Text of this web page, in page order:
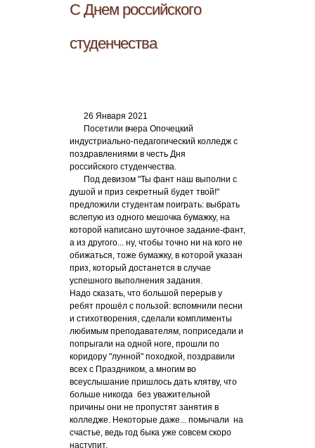
С Днем российского
студенчества
26 Января 2021
Посетили вчера Опочецкий
индустриально-педагогический колледж с
поздравлениями в честь Дня
российского студенчества.
Под девизом "Ты фант наш выполни с
душой и приз секретный будет твой!"
предложили студентам поиграть: выбрать
вслепую из одного мешочка бумажку, на
которой написано шуточное задание-фант,
а из другого... ну, чтобы точно ни на кого не
обижаться, тоже бумажку, в которой указан
приз, который достанется в случае
успешного выполнения задания.
Надо сказать, что большой перерыв у
ребят прошёл с пользой: вспомнили песни
и стихотворения, сделали комплименты
любимым преподавателям, поприседали и
попрыгали на одной ноге, прошли по
коридору "лунной" походкой, поздравили
всех с Праздником, а многим во
всеуслышание пришлось дать клятву, что
больше никогда без уважительной
причины они не пропустят занятия в
колледже. Некоторые даже... помычали на
счастье, ведь год быка уже совсем скоро
наступит.